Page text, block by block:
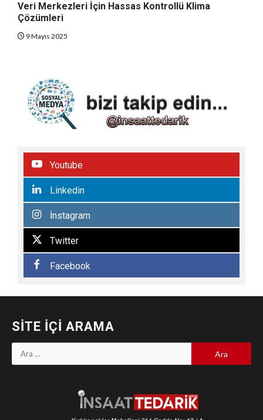
Veri Merkezleri İçin Hassas Kontrollü Klima
Çözümleri
9 Mayıs 2025
Youtube
Linkedin
İnstagram
Twitter
Facebook
SITE İÇI ARAMA
Arama: